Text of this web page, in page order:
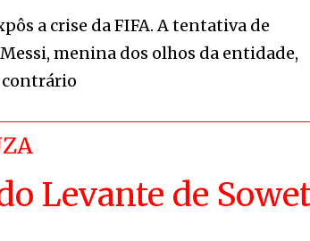
a crise da FIFA. A tentativa de
menina dos olhos da entidade,
Levante de